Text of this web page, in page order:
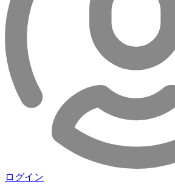
ログイン